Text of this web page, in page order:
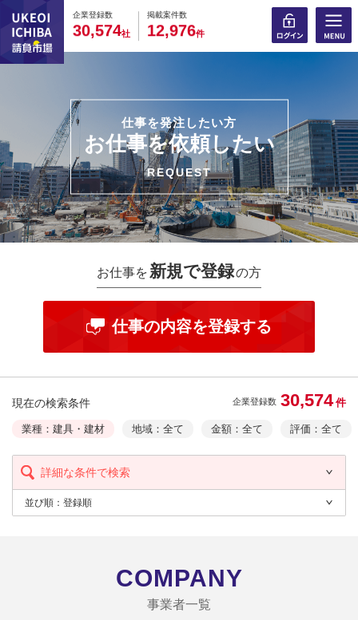
企業登録数
0
3
0
0,
0
5
0
74社
掲載案件数
0
1
0
2,
0
9
0
76件
仕事を発注したい方
お仕事を依頼したい
REQUEST
お仕事を 新規で登録の方
仕事の内容を登録する
現在の検索条件 企業登録数 30,574 件
業種：建具・建材 地域：全て 金額：全て 評価：全て
詳細な条件で検索
並び順： 登録順
COMPANY
事業者一覧